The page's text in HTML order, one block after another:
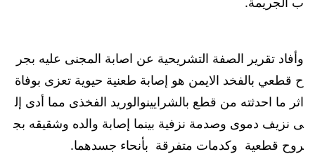
وأفاد تقرير الصفة التشريحية عن اصابة المجنى عليه بجر
ح قطعي بالفخد الايمن هو إصابة طعنية حيوية تعزى بوفاة
اثر ما احدثته من قطع بالشرايينوالوريد الفخذى مما أدى إل
ى نزيف دموى وصدمة نزفية بينما إصابة والده وشقيقه بج
روح قطعية وكدمات متفرقة بأنحاء جسدهما.